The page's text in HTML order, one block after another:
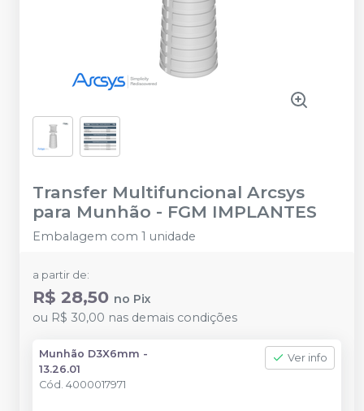
Transfer Multifuncional Arcsys
para Munhão - FGM IMPLANTES
Embalagem com 1 unidade
a partir de:
R$ 28,50 no Pix
ou R$ 30,00 nas demais condições
Munhão D3X6mm -
13.26.01
Cód. 4000017971
Ver info